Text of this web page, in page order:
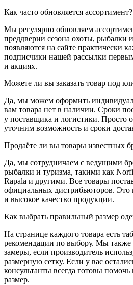
Как часто обновляется ассортимент?
Мы регулярно обновляем
преддверии сезона охоты, рыбалки
появляются на сайте практически
подписчики нашей рассылки
и акциях.
Можете ли вы заказать товар под
Да, мы можем оформить
вам товара нет в наличии. Сроки
у поставщика и логистики. Просто
уточним возможность и сроки
Продаёте ли вы товары известных
Да, мы сотрудничаем с ведущими
рыбалки и туризма, такими как
Rapala и другими. Все товары
официальных дистрибьюторов. Это
и высокое качество продукции.
Как выбрать правильный размер
На странице каждого товара есть
рекомендации по выбору. Мы также
замеры, если производитель
размерную сетку. Если у вас
консультанты всегда готовы
размер.